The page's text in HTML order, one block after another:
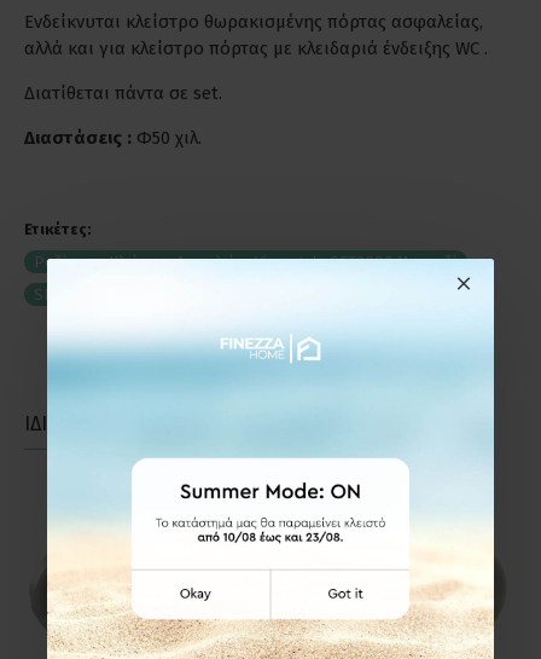
Ενδείκνυται κλείστρο θωρακισμένης πόρτας ασφαλείας,
αλλά και για κλείστρο πόρτας με κλειδαριά ένδειξης WC .
Διατίθεται πάντα σε set.
Διαστάσεις : Φ50 χιλ.
Ετικέτες:
Ροζέτα με Κλείστρο Ασφαλείας Viometale SET2000 Μπρονζέ
SET2000BR
ΙΔΙΑΣ ΚΑΤΗΓΟΡΙΑΣ